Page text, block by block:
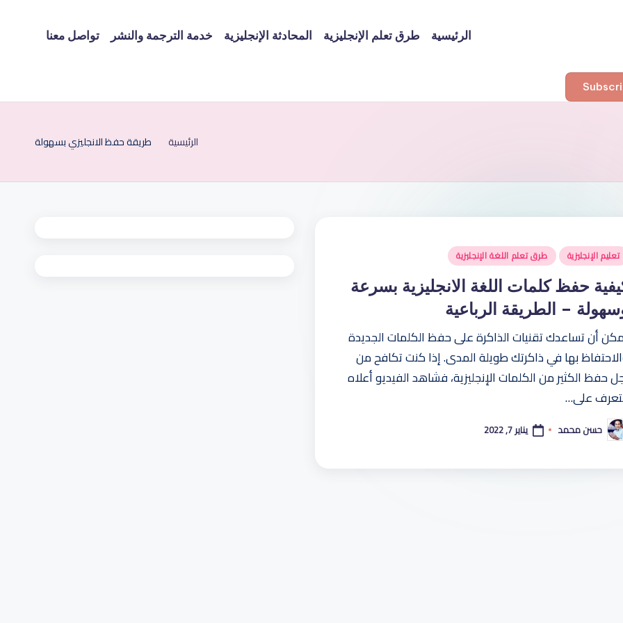
الرئيسية طرق تعلم الإنجليزية المحادثة الإنجليزية خدمة الترجمة والنشر تواصل معنا
الرئيسية طريقة حفظ الانجليزي بسهولة
تعليم الإنجليزية طرق تعلم اللغة الإنجليزية
حفظ كلمات اللغة الانجليزية بسرعة
– الطريقة الرباعية
أن تساعدك تقنيات الذاكرة على حفظ الكلمات الجديدة
بها في ذاكرتك طويلة المدى. إذا كنت تكافح من
حفظ الكثير من الكلمات الإنجليزية، فشاهد الفيديو أعلاه
على…
حسن محمد يناير 7, 2022